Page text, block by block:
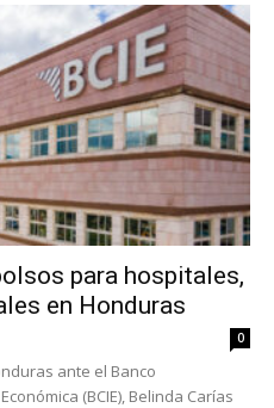
para hospitales,
en Honduras
0
ante el Banco
(BCIE), Belinda Carías